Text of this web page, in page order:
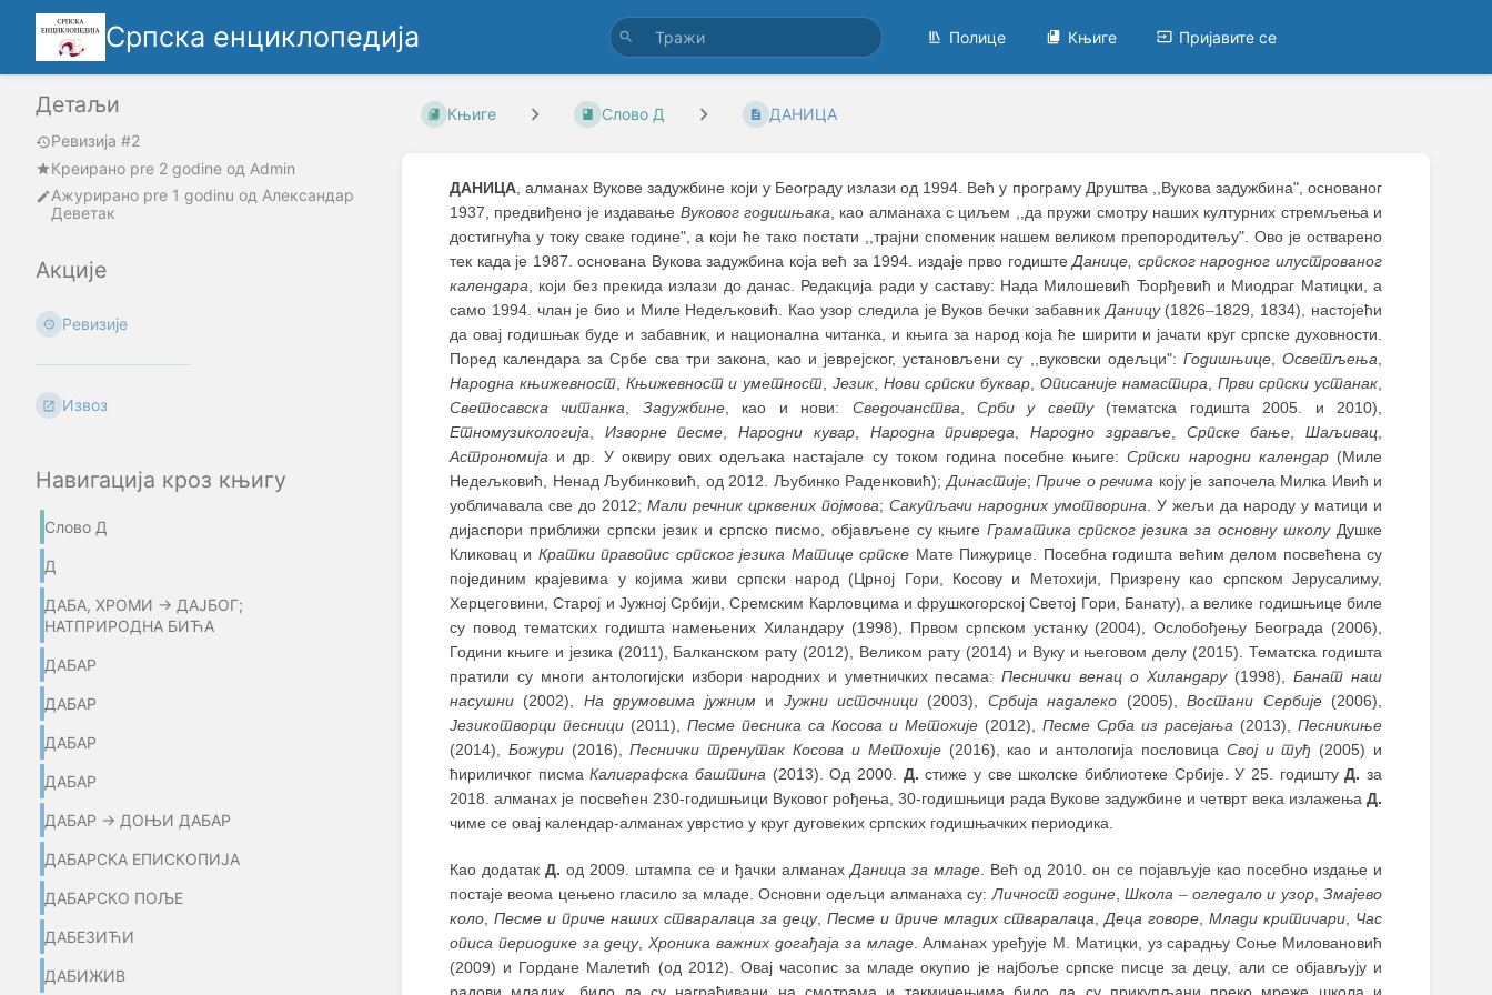
Српска енциклопедија Полице Књиге Пријавите се
Детаљи
Ревизија #2
Креирано pre 2 godine oд Admin
Ажурирано pre 1 godinu од Александар
Деветак
Акције
Ревизије
Извоз
Навигација кроз књигу
Слово Д
Д
ДАБА, ХРОМИ → ДАЈБОГ;
НАТПРИРОДНА БИЋА
ДАБАР
ДАБАР
ДАБАР
ДАБАР
ДАБАР → ДОЊИ ДАБАР
ДАБАРСКА ЕПИСКОПИЈА
ДАБАРСКО ПОЉЕ
ДАБЕЗИЋИ
ДАБИЖИВ
Књиге Слово Д ДАНИЦА
ДАНИЦА, алманах Вукове задужбине који у Београду излази од 1994. Већ у програму Друштва ,,Вукова задужбина", основаног
1937, предвиђено је издавање Вуковог годишњака, као алманаха с циљем ,,да пружи смотру наших културних стремљења и
достигнућа у току сваке године", а који ће тако постати ,,трајни споменик нашем великом препородитељу". Ово је остварено
тек када је 1987. основана Вукова задужбина која већ за 1994. издаје прво годиштеДанице, српског народног илустрованог
календара, који без прекида излази до данас. Редакција ради у саставу: Нада Милошевић Ђорђевић и Миодраг Матицки, а
само 1994. члан је био и Миле Недељковић. Као узор следила је Вуков бечки забавникДаницу(1826–1829, 1834), настојећи
да овај годишњак буде и забавник, и национална читанка, и књига за народ која ће ширити и јачати круг српске духовности.
Поред календара за Србе сва три закона, као и јеврејског, установљени су ,,вуковски одељци": Годишњице,Осветљења,
Народна књижевност, Књижевност и уметност, Језик, Нови српски буквар, Описаније намастира, Први српски устанак,
Светосавска читанка, Задужбине, као и нови: Сведочанства,Срби у свету(тематска годишта 2005. и 2010),
Етномузикологија, Изворне песме,Народни кувар, Народна привреда,Народно здравље, Српске бање,Шаљивац,
Астрономија и др. У оквиру ових одељака настајале су током година посебне књиге:Српски народни календар(Миле
Недељковић, Ненад Љубинковић, од 2012. Љубинко Раденковић);Династије; Приче о речима коју је започела Милка Ивић и
уобличавала све до 2012; Мали речник црквених појмова; Сакупљачи народних умотворина. У жељи да народу у матици и
дијаспори приближи српски језик и српско писмо, објављене су књигеГраматика српског језика за основну школуДушке
Кликовац и Кратки правопис српског језика Матице српске Мате Пижурице. Посебна годишта већим делом посвећена су
појединим крајевима у којима живи српски народ (Црној Гори, Косову и Метохији, Призрену као српском Јерусалиму,
Херцеговини, Старој и Јужној Србији, Сремским Карловцима и фрушкогорској Светој Гори, Банату), а велике годишњице биле
су повод тематских годишта намењених Хиландару (1998), Првом српском устанку (2004), Ослобођењу Београда (2006),
Години књиге и језика (2011), Балканском рату (2012), Великом рату (2014) и Вуку и његовом делу (2015). Тематска годишта
пратили су многи антологијски избори народних и уметничких песама:Песнички венац о Хиландару(1998),Банат наш
насушни (2002), На друмовима јужними Јужни источници (2003), Србија надалеко (2005),Востани Сербије(2006),
Језикотворци песници (2011), Песме песника са Косова и Метохије (2012), Песме Срба из расејања (2013), Песникиње
(2014), Божури(2016),Песнички тренутак Косова и Метохије(2016), као и антологија пословица Свој и туђ (2005) и
ћириличког писмаКалиграфска баштина (2013). Од 2000. Д. стиже у све школске библиотеке Србије. У 25. годиштуД. за
2018. алманах је посвећен 230-годишњици Вуковог рођења, 30-годишњици рада Вукове задужбине и четврт века излажења Д.
чиме се овај календар-алманах уврстио у круг дуговеких српских годишњачких периодика.
Као додатакД. од 2009. штампа се и ђачки алманах Даница за младе . Већ од 2010. он се појављује као посебно издање и
постаје веома цењено гласило за младе. Основни одељци алманаха су: Личност године,Школа –огледало и узор,Змајево
коло Песме и приче наших стваралаца за децу, Песме и приче младих стваралаца Деца говоре Млади критичари
Час
описа периодике за децу, Хроника важних догађаја за младе. Алманах уређује М. Матицки, уз сарадњу Соње Миловановић
(2009) и Гордане Малетић (од 2012). Овај часопис за младе окупио је најбоље српске писце за децу, али се објављују и
радови младих, било да су награђивани на смотрама и такмичењима било да су прикупљани преко мреже школа и